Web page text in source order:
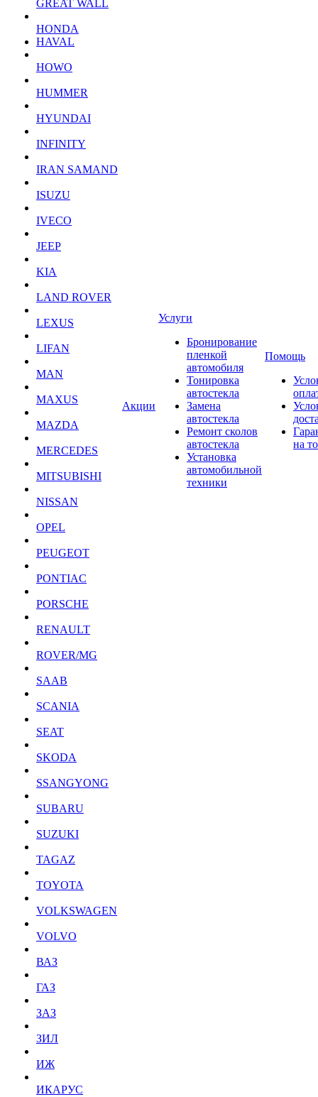
GREAT WALL
HONDA
HAVAL
HOWO
HUMMER
HYUNDAI
INFINITY
IRAN SAMAND
ISUZU
IVECO
JEEP
KIA
LAND ROVER
LEXUS
LIFAN
MAN
MAXUS
MAZDA
MERCEDES
MITSUBISHI
NISSAN
OPEL
PEUGEOT
PONTIAC
PORSCHE
RENAULT
ROVER/MG
SAAB
SCANIA
SEAT
SKODA
SSANGYONG
SUBARU
SUZUKI
TAGAZ
TOYOTA
VOLKSWAGEN
VOLVO
ВАЗ
ГАЗ
ЗАЗ
ЗИЛ
ИЖ
ИКАРУС
Акции
Услуги
Бронирование
пленкой
автомобиля
Тонировка
автостекла
Замена
автостекла
Ремонт сколов
автостекла
Установка
автомобильной
техники
Помощь
на